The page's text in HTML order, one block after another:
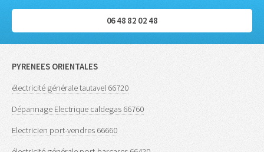
06 48 82 02 48
PYRENEES ORIENTALES
électricité générale tautavel 66720
Dépannage Electrique caldegas 66760
Electricien port-vendres 66660